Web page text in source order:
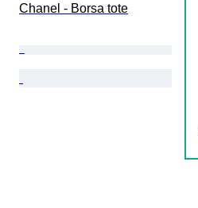
Chanel - Borsa tote